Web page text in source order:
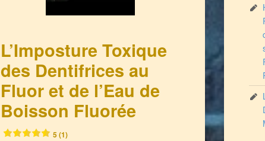
L’Imposture Toxique
des Dentifrices au
Fluor et de l’Eau de
Boisson Fluorée
5 (1)